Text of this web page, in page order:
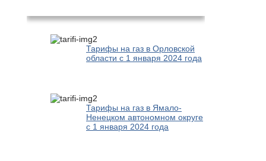
Тарифы на газ в Орловской
области с 1 января 2024 года
Тарифы на газ в Ямало-
Ненецком автономном округе
с 1 января 2024 года